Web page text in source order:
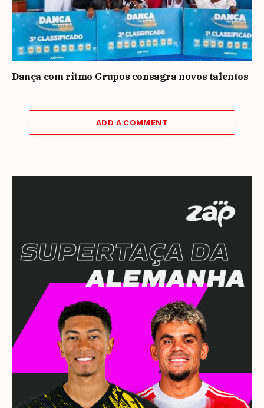
Dança com ritmo Grupos consagra novos talentos
ADD A COMMENT